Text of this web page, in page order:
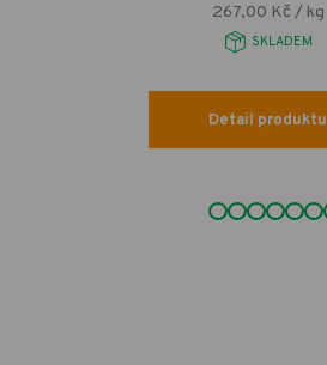
267,00 Kč / kg
SKLADEM
Detail produktu